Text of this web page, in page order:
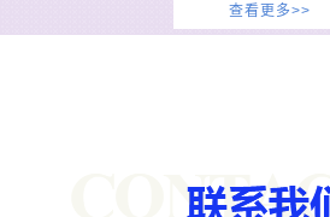
查看更多>>